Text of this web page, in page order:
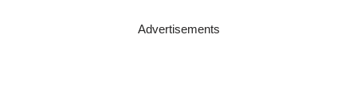
Advertisements